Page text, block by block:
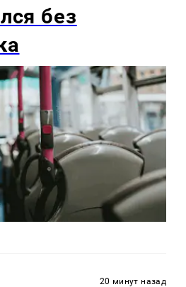
без
20 минут назад